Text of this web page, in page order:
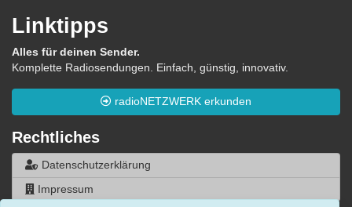
Linktipps
Alles für deinen Sender.
Komplette Radiosendungen. Einfach, günstig, innovativ.
radioNETZWERK erkunden
Rechtliches
Datenschutzerklärung
Impressum